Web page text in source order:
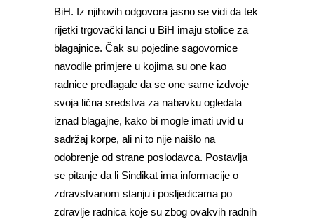
BiH. Iz njihovih odgovora jasno se vidi da tek
rijetki trgovački lanci u BiH imaju stolice za
blagajnice. Čak su pojedine sagovornice
navodile primjere u kojima su one kao
radnice predlagale da se one same izdvoje
svoja lična sredstva za nabavku ogledala
iznad blagajne, kako bi mogle imati uvid u
sadržaj korpe, ali ni to nije naišlo na
odobrenje od strane poslodavca. Postavlja
se pitanje da li Sindikat ima informacije o
zdravstvanom stanju i posljedicama po
zdravlje radnica koje su zbog ovakvih radnih